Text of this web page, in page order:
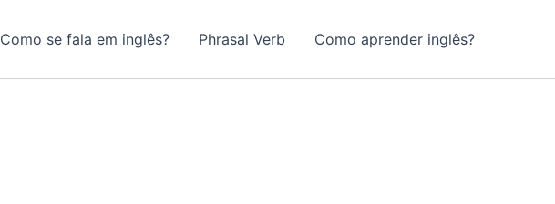
Como se fala em inglês? Phrasal Verb Como aprender inglês?